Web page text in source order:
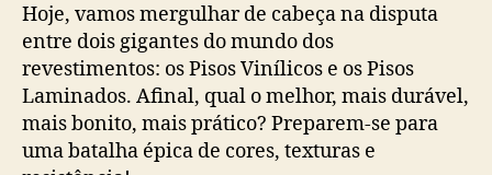
Hoje, vamos mergulhar de cabeça na disputa
entre dois gigantes do mundo dos
revestimentos: os Pisos Vinílicos e os Pisos
Laminados. Afinal, qual o melhor, mais durável,
mais bonito, mais prático? Preparem-se para
uma batalha épica de cores, texturas e